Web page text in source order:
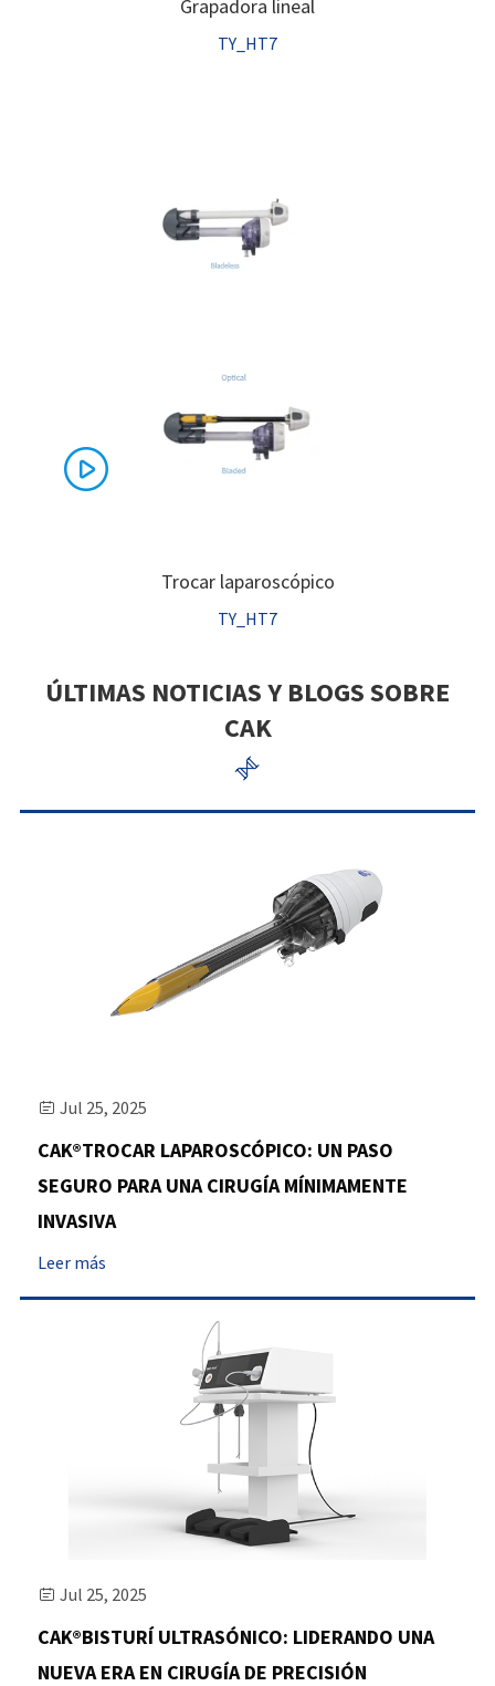
Grapadora lineal
TY_HT7

Trocar laparoscópico
TY_HT7
ÚLTIMAS NOTICIAS Y BLOGS SOBRE
CAK

 Jul 25, 2025
CAK®TROCAR LAPAROSCÓPICO: UN PASO
SEGURO PARA UNA CIRUGÍA MÍNIMAMENTE
INVASIVA
Leer más
 Jul 25, 2025
CAK®BISTURÍ ULTRASÓNICO: LIDERANDO UNA
NUEVA ERA EN CIRUGÍA DE PRECISIÓN